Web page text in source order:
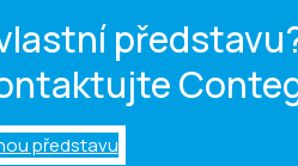
představu